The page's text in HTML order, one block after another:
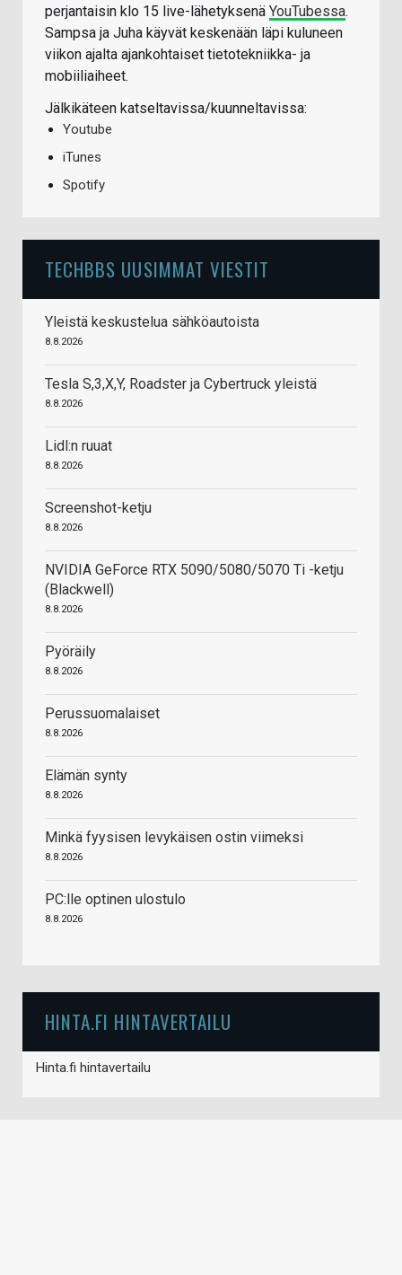
perjantaisin klo 15 live-lähetyksenä YouTubessa.
Sampsa ja Juha käyvät keskenään läpi kuluneen
viikon ajalta ajankohtaiset tietotekniikka- ja
mobiiliaiheet.
Jälkikäteen katseltavissa/kuunneltavissa:
Youtube
iTunes
Spotify
TECHBBS UUSIMMAT VIESTIT
Yleistä keskustelua sähköautoista
8.8.2026
Tesla S,3,X,Y, Roadster ja Cybertruck yleistä
8.8.2026
Lidl:n ruuat
8.8.2026
Screenshot-ketju
8.8.2026
NVIDIA GeForce RTX 5090/5080/5070 Ti -ketju
(Blackwell)
8.8.2026
Pyöräily
8.8.2026
Perussuomalaiset
8.8.2026
Elämän synty
8.8.2026
Minkä fyysisen levykäisen ostin viimeksi
8.8.2026
PC:lle optinen ulostulo
8.8.2026
HINTA.FI HINTAVERTAILU
Hinta.fi hintavertailu